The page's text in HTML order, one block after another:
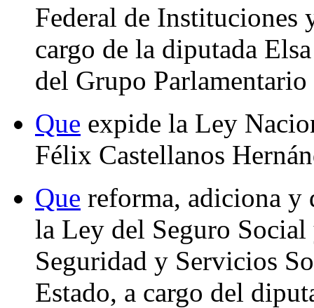
Federal de Instituciones
cargo de la diputada
del Grupo
Que expide la Ley
Félix Castellanos
Que reforma, adiciona y
la Ley del Seguro
Seguridad y Servicios
Estado, a cargo del